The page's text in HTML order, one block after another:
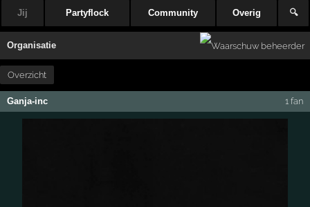
Jij Partyflock Community Overig 🔍
Organisatie
Overzicht
Ganja-inc 1 fan